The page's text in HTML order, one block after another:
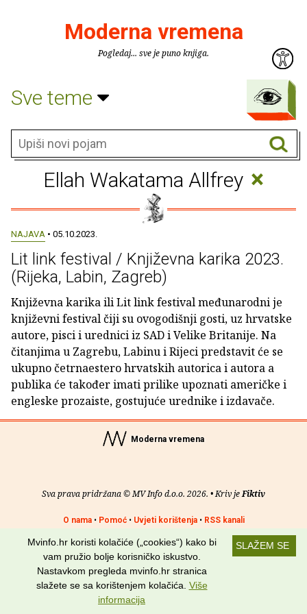
Moderna vremena
Pogledaj... sve je puno knjiga.
Sve teme
Ellah Wakatama Allfrey ×
NAJAVA • 05.10.2023.
Lit link festival / Književna karika 2023.
(Rijeka, Labin, Zagreb)
Književna karika ili Lit link festival međunarodni je
književni festival čiji su ovogodišnji gosti, uz hrvatske
autore, pisci i urednici iz SAD i Velike Britanije. Na
čitanjima u Zagrebu, Labinu i Rijeci predstavit će se
ukupno četrnaestero hrvatskih autorica i autora a
publika će također imati prilike upoznati američke i
engleske prozaiste, gostujuće urednike i izdavače.
Moderna vremena
Sva prava pridržana © MV Info d.o.o. 2026. • Kriv jeFiktiv
O nama• Pomoć• Uvjeti korištenja• RSS kanali
Potraži nas na: SLAŽEM SE
Mvinfo.hr koristi kolačiće („cookies“) kako bi
vam pružio bolje korisničko iskustvo.
Nastavkom pregleda mvinfo.hr stranica
slažete se sa korištenjem kolačića. Više
informacija